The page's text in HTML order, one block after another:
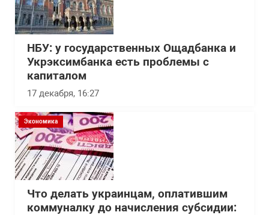
НБУ: у государственных Ощадбанка и
Укрэксимбанка есть проблемы с
капиталом
17 декабря, 16:27
Экономика
Что делать украинцам, оплатившим
коммуналку до начисления субсидии: